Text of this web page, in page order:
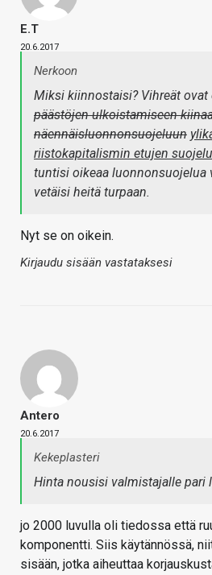
E.T
20.6.2017
Nerkoon
Miksi kiinnostaisi? Vihreät ovat
päästöjen ulkoistamiseen
näennäisluonnonsuojeluun
riistokapitalismin etujen
tuntisi oikeaa luonnonsuojelua
vetäisi heitä turpaan.
Nyt se on oikein.
Kirjaudu sisään vastataksesi
Antero
20.6.2017
Kekeplasteri
Hinta nousisi valmistajalle pari
jo 2000 luvulla oli tiedossa että
komponentti. Siis käytännössä,
sisään, jotka aiheuttaa